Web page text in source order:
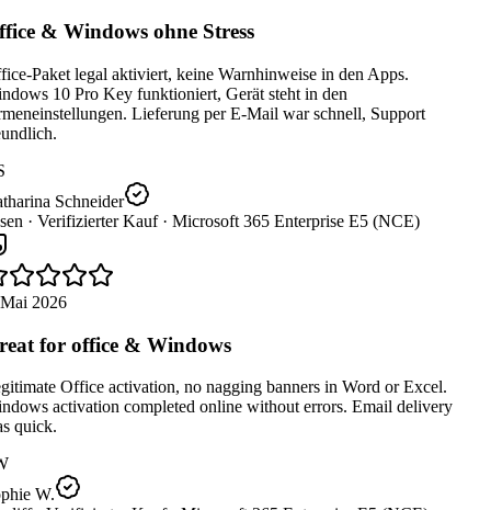
& Windows ohne Stress
Paket legal aktiviert, keine Warnhinweise in den Apps.
10 Pro Key funktioniert, Gerät steht in den
Lieferung per E-Mail war schnell, Support
Schneider
· Verifizierter Kauf · Microsoft 365 Enterprise E5 (NCE)
2026
for office & Windows
Office activation, no nagging banners in Word or Excel.
activation completed online without errors. Email delivery
quick.
W.